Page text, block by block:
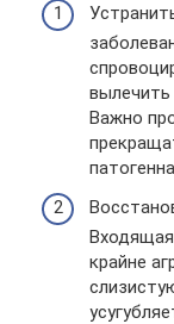
вылечить
Важно
крайне